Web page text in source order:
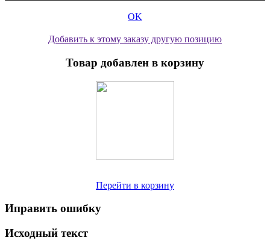
OK
Добавить к этому заказу другую позицию
Товар добавлен в корзину
Перейти в корзину
Иправить ошибку
Исходный текст